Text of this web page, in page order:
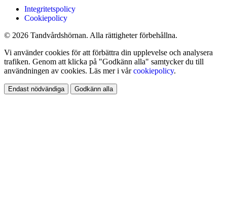
Integritetspolicy
Cookiepolicy
© 2026 Tandvårdshörnan. Alla rättigheter förbehållna.
Vi använder cookies för att förbättra din upplevelse och analysera
trafiken. Genom att klicka på "Godkänn alla" samtycker du till
användningen av cookies. Läs mer i vårcookiepolicy.
Endast nödvändiga Godkänn alla